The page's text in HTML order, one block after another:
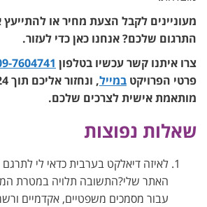
מעוניינים לקבל הצעת מחיר או להתייעץ
התרגום שלכם? אנחנו כאן כדי לעזור.
צרו איתנו קשר עכשיו בטלפון 7604741
פרטי הפרויקט במייל
מותאמת אישית לצרכים שלכם.
שאלות נפוצות
לאיזה דיאלקט בערבית כדאי לי
האתר שלי?התשובה תלויה במטרת
עבור מסמכים משפטיים, אקדמיים